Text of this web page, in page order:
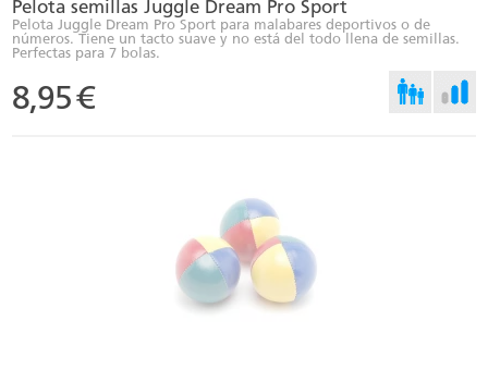
Pelota semillas Juggle Dream Pro Sport
Pelota Juggle Dream Pro Sport para malabares deportivos o de
números. Tiene un tacto suave y no está del todo llena de semillas.
Perfectas para 7 bolas.
8,95€